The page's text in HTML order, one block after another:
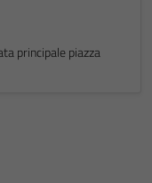
principale piazza